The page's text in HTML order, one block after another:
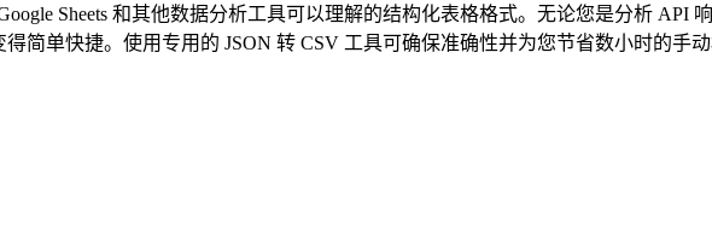
Sheets 和其他数据分析工具可以理解的结构化表格格式。无论您是分析 API
简单快捷。使用专用的 JSON 转 CSV 工具可确保准确性并为您节省数小时的手